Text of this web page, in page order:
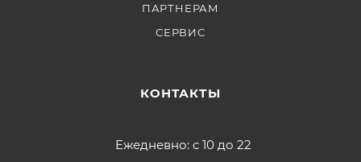
ПАРТНЕРАМ
СЕРВИС
КОНТАКТЫ
Ежедневно: с 10 до 22